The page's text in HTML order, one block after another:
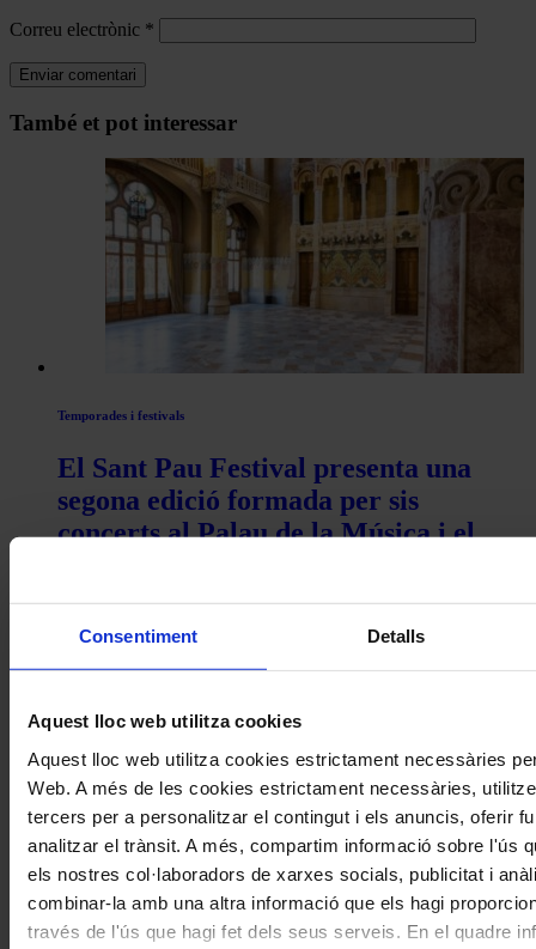
Consentiment Detalls
Aquest lloc web utilitza cookies
Aquest lloc web utilitza cookies estrictament necessàries
Web. A més de les cookies estrictament necessàries,
tercers per a personalitzar el contingut i els anuncis, oferir
analitzar el trànsit. A més, compartim informació sobre l'ús
els nostres col·laboradors de xarxes socials, publicitat i
combinar-la amb una altra informació que els hagi
través de l'ús que hagi fet dels seus serveis. En el quadre
Correu electrònic *
Navegar
També et pot interessar
Temporades i festivals
El Sant Pau Festival presenta una
segona edició formada per sis
concerts al Palau de la Música i el
L’Orquestra del Festival de Bayreuth